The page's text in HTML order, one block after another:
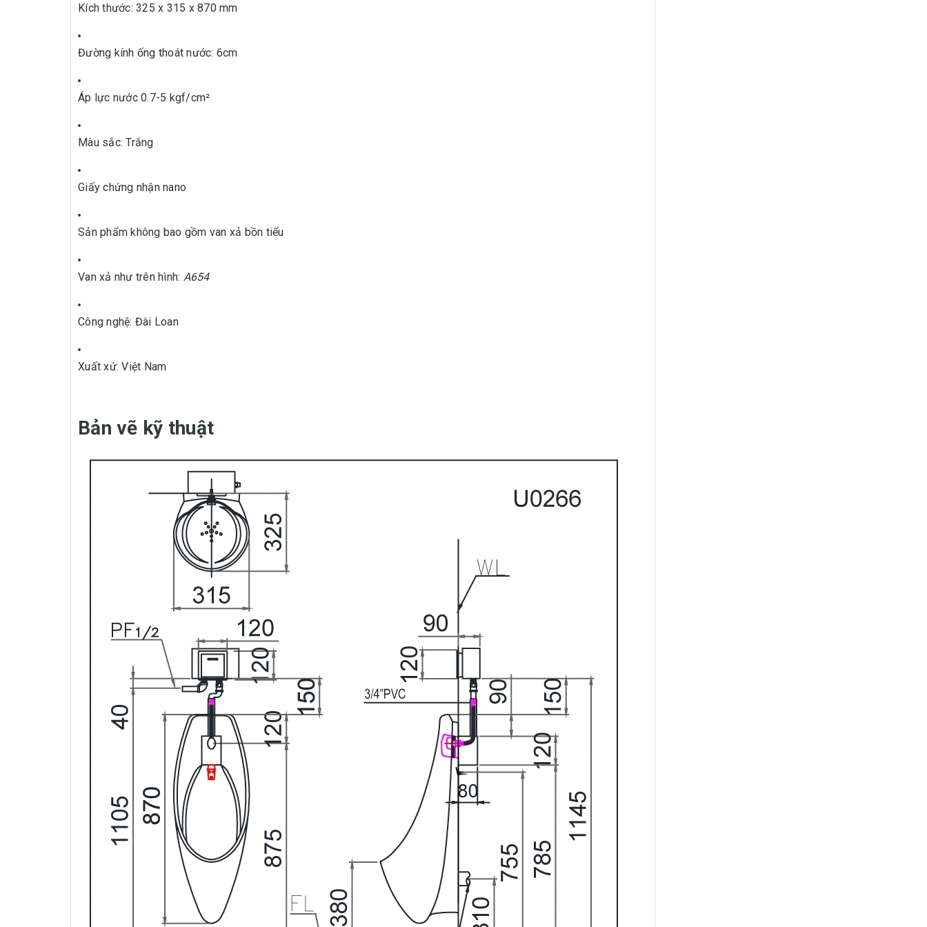
Kích thước: 325 x 315 x 870 mm
Đường kính ống thoát nước: 6cm
Áp lực nước 0.7-5 kgf/cm²
Màu sắc: Trắng
Giấy chứng nhận nano
Sản phẩm không bao gồm van xả bồn tiểu
Van xả như trên hình: A654
Công nghệ: Đài Loan
Xuất xứ: Việt Nam
Bản vẽ kỹ thuật